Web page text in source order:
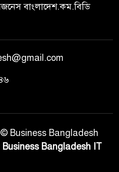
বাংলাদেশ.কম.বিডি
Business Bangladesh
Business Bangladesh IT